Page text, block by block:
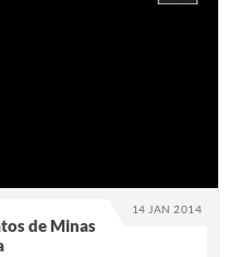
14 JAN 2014
de Minas